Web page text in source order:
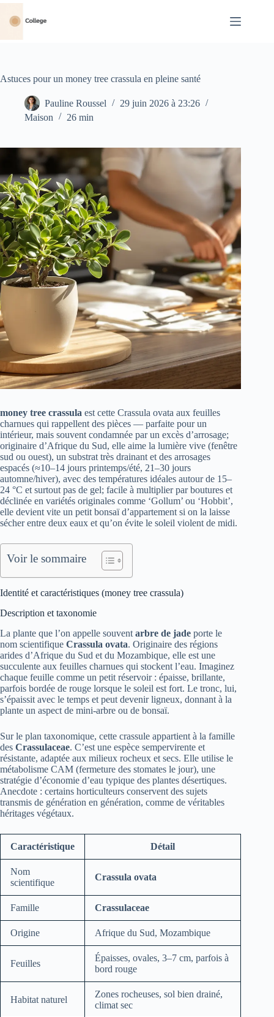
Passer
contenu
Astuces pour un money tree crassula en pleine santé
Pauline Roussel
29 juin 2026 à 23:26
Maison
26 min
money tree crassula est cette Crassula ovata aux feuilles
charnues qui rappellent des pièces — parfaite pour un
intérieur, mais souvent condamnée par un excès d’arrosage;
originaire d’Afrique du Sud, elle aime la lumière vive (fenêtre
sud ou ouest), un substrat très drainant et des arrosages
espacés (≈10–14 jours printemps/été, 21–30 jours
automne/hiver), avec des températures idéales autour de 15–
24 °C et surtout pas de gel; facile à multiplier par boutures et
déclinée en variétés originales comme ‘Gollum’ ou ‘Hobbit’,
elle devient vite un petit bonsaï d’appartement si on la laisse
sécher entre deux eaux et qu’on évite le soleil violent de midi.
Voir le sommaire
Identité et caractéristiques (money tree crassula)
Description et taxonomie
La plante que l’on appelle souvent arbre de jade porte le
nom scientifique Crassula ovata. Originaire des régions
arides d’Afrique du Sud et du Mozambique, elle est une
succulente aux feuilles charnues qui stockent l’eau. Imaginez
chaque feuille comme un petit réservoir : épaisse, brillante,
parfois bordée de rouge lorsque le soleil est fort. Le tronc, lui,
s’épaissit avec le temps et peut devenir ligneux, donnant à la
plante un aspect de mini-arbre ou de bonsaï.
Sur le plan taxonomique, cette crassule appartient à la famille
des Crassulaceae. C’est une espèce sempervirente et
résistante, adaptée aux milieux rocheux et secs. Elle utilise le
métabolisme CAM (fermeture des stomates le jour), une
stratégie d’économie d’eau typique des plantes désertiques.
Anecdote : certains horticulteurs conservent des sujets
transmis de génération en génération, comme de véritables
héritages végétaux.
Caractéristique Détail
Nom
scientifique
Crassula ovata
Famille Crassulaceae
Origine Afrique du Sud, Mozambique
Feuilles
Épaisses, ovales, 3–7 cm, parfois à
bord rouge
Habitat naturel
Zones rocheuses, sol bien drainé,
climat sec